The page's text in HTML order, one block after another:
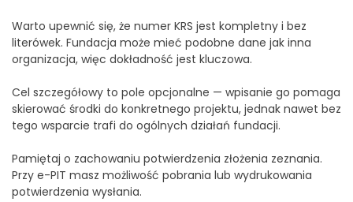
Warto upewnić się, że numer KRS jest kompletny i bez
literówek. Fundacja może mieć podobne dane jak inna
organizacja, więc dokładność jest kluczowa.
Cel szczegółowy to pole opcjonalne — wpisanie go pomaga
skierować środki do konkretnego projektu, jednak nawet bez
tego wsparcie trafi do ogólnych działań fundacji.
Pamiętaj o zachowaniu potwierdzenia złożenia zeznania.
Przy e-PIT masz możliwość pobrania lub wydrukowania
potwierdzenia wysłania.